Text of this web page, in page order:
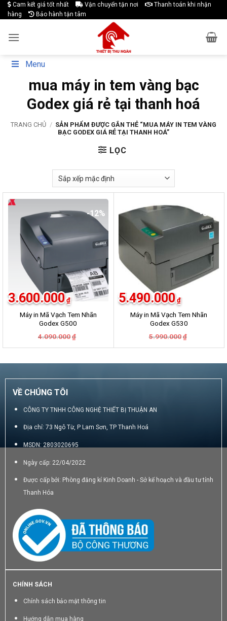
Skip
to
Cam kết giá tốt nhất Vận chuyển tận nơi
Thanh toán khi nhận
hàng
Bảo hành tận tâm
Menu
mua máy in tem vàng bạc
Godex giá rẻ tại thanh hoá
TRANG CHỦ / SẢN PHẨM ĐƯỢC GẮN THẺ “MUA MÁY IN TEM VÀNG
BẠC GODEX GIÁ RẺ TẠI THANH HOÁ”
LỌC
-12%
Máy in Mã Vạch Tem Nhãn
Godex G500
4.090.000 ₫
là:
3.600.000 ₫
tại
3.600.000₫.
-8%
Máy in Mã Vạch Tem Nhãn
Godex G530
5.990.000 ₫
là:
5.490.000 ₫
tại
5.490.000₫.
VỀ CHÚNG TÔI
CÔNG TY TNHH CÔNG NGHỆ THIẾT BỊ THUẬN AN
Địa chỉ: 73 Ngô Từ, P Lam Sơn, TP Thanh Hoá
MSDN: 2803020695
Ngày cấp: 22/04/2022
Được cấp bởi: Phòng đăng kí Kinh Doanh - Sở kế hoạch và đầu tư tỉnh
Thanh Hóa
CHÍNH SÁCH
Chính sách bảo mật thông tin
Hướng dẫn mua hàng